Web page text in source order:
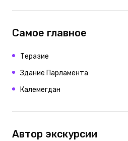
Самое главное
Теразие
Здание Парламента
Калемегдан
Автор экскурсии